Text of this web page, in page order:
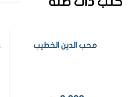
محب الدين الخطيب